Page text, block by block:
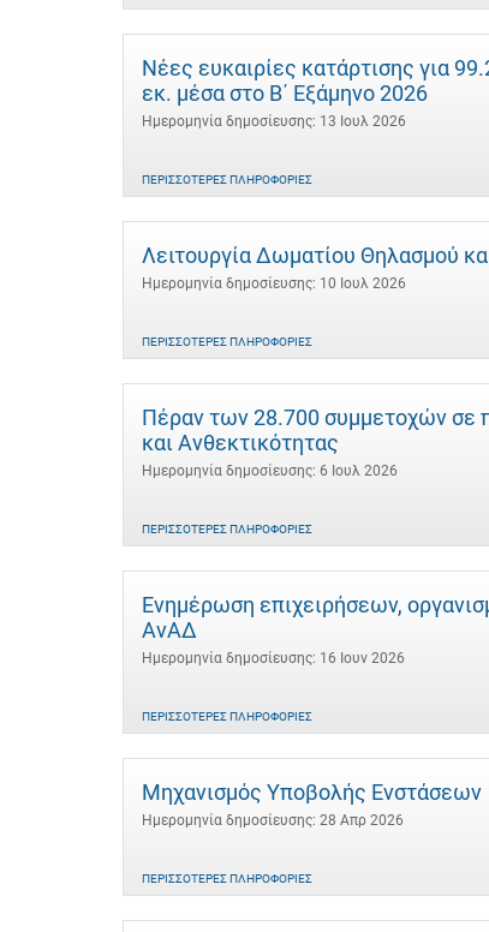
Νέες ευκαιρίες κατάρτισης για
εκ. μέσα στο Β΄ Εξάμηνο 2026
Ημερομηνία δημοσίευσης: 13 Ιουλ 2026
ΠΕΡΙΣΣΌΤΕΡΕΣ ΠΛΗΡΟΦΟΡΊΕΣ
Λειτουργία Δωματίου Θηλασμού
Ημερομηνία δημοσίευσης: 10 Ιουλ 2026
ΠΕΡΙΣΣΌΤΕΡΕΣ ΠΛΗΡΟΦΟΡΊΕΣ
Πέραν των 28.700 συμμετοχών σε
και Ανθεκτικότητας
Ημερομηνία δημοσίευσης: 6 Ιουλ 2026
ΠΕΡΙΣΣΌΤΕΡΕΣ ΠΛΗΡΟΦΟΡΊΕΣ
Ενημέρωση επιχειρήσεων,
ΑνΑΔ
Ημερομηνία δημοσίευσης: 16 Ιουν 2026
ΠΕΡΙΣΣΌΤΕΡΕΣ ΠΛΗΡΟΦΟΡΊΕΣ
Μηχανισμός Υποβολής Ενστάσεων
Ημερομηνία δημοσίευσης: 28 Απρ 2026
ΠΕΡΙΣΣΌΤΕΡΕΣ ΠΛΗΡΟΦΟΡΊΕΣ